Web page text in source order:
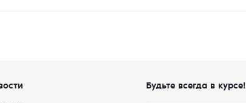
Будьте всегда в курсе!